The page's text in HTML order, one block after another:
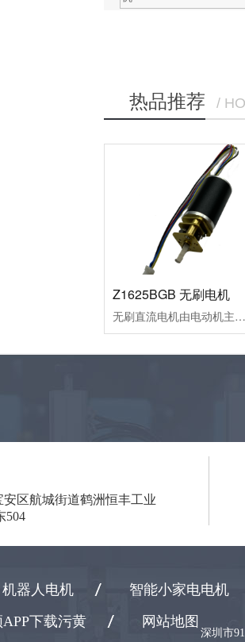
热品推荐 /
Z1625BGB 无刷电机
无刷直流电机由电动机主体和驱动器组成，是一种典型的机电一体化产品。由于无刷直流电动机是以自控式运行的，所以不会像变频调速下重载启动的同步电机那样在转子上另加启动绕组，也不会在负载突变时产生振荡和失步。无刷直流电动机是采用半导体开关器件来实现电子换向的，即用电子开关器件代替传统的接触式换向器和电刷。它具有可靠性高、无换向火花、机械噪声低等优点，广泛应用于高档录音座、录像机、电子仪器及自动化办公设备中。
安区航城街道鹤洲恒丰工业
504
机器人电机
智能小家电电机
下载污黄
网站地图
深圳市